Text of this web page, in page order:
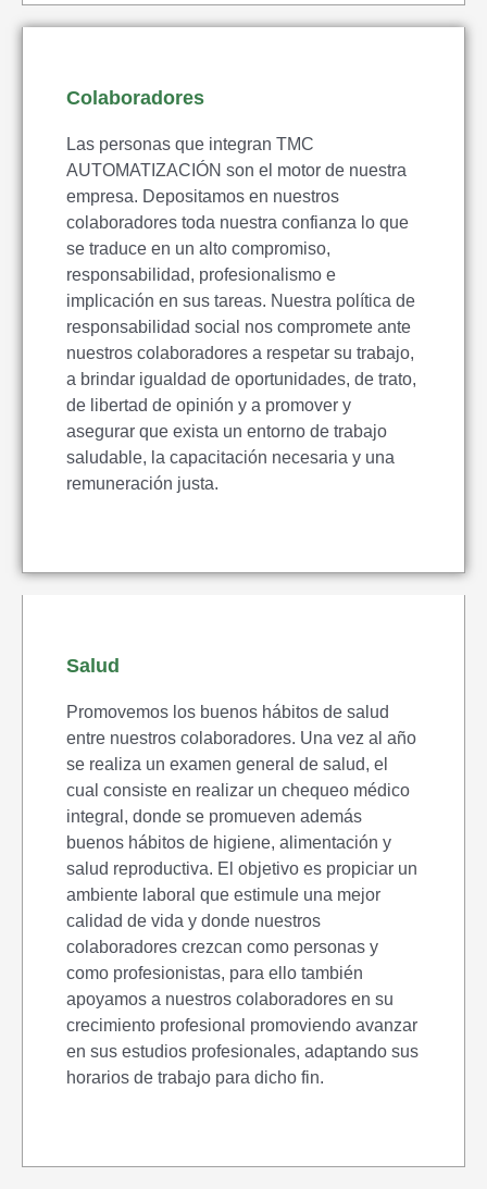
Colaboradores
Las personas que integran TMC
AUTOMATIZACIÓN son el motor de nuestra
empresa. Depositamos en nuestros
colaboradores toda nuestra confianza lo que
se traduce en un alto compromiso,
responsabilidad, profesionalismo e
implicación en sus tareas. Nuestra política de
responsabilidad social nos compromete ante
nuestros colaboradores a respetar su trabajo,
a brindar igualdad de oportunidades, de trato,
de libertad de opinión y a promover y
asegurar que exista un entorno de trabajo
saludable, la capacitación necesaria y una
remuneración justa.
Salud
Promovemos los buenos hábitos de salud
entre nuestros colaboradores. Una vez al año
se realiza un examen general de salud, el
cual consiste en realizar un chequeo médico
integral, donde se promueven además
buenos hábitos de higiene, alimentación y
salud reproductiva. El objetivo es propiciar un
ambiente laboral que estimule una mejor
calidad de vida y donde nuestros
colaboradores crezcan como personas y
como profesionistas, para ello también
apoyamos a nuestros colaboradores en su
crecimiento profesional promoviendo avanzar
en sus estudios profesionales, adaptando sus
horarios de trabajo para dicho fin.